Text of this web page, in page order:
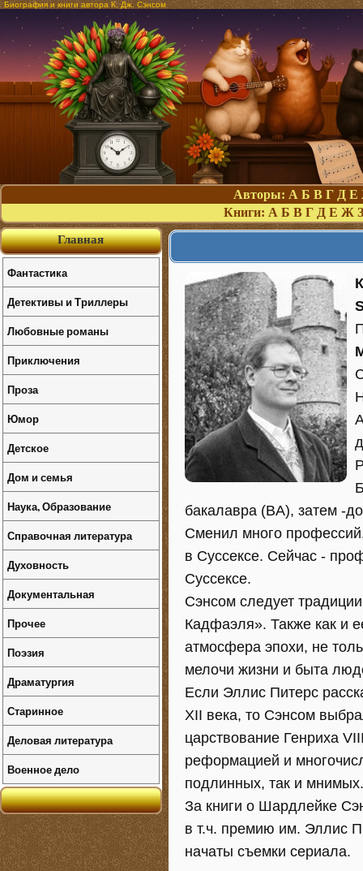
Биография и книги автора К. Дж. Сэнсом
Авторы: А Б В Г Д Е
Книги: А Б В Г Д Е Ж З
бакалавра (BA), затем -
Сменил много
в Суссексе. Сейчас -
Суссексе.
Сэнсом следует
Кадфаэля». Также как и
атмосфера эпохи, не
мелочи жизни и быта
Если Эллис Питерс
XII века, то Сэнсом
царствование Генриха
реформацией и
подлинных, так и мнимых.
За книги о Шардлейке
в т.ч. премию им. Эллис
начаты съемки сериала.
Главная
Фантастика
Детективы и Триллеры
Любовные романы
Приключения
Проза
Юмор
Детское
Дом и семья
Наука, Образование
Справочная литература
Духовность
Документальная
Прочее
Поэзия
Драматургия
Старинное
Деловая литература
Военное дело